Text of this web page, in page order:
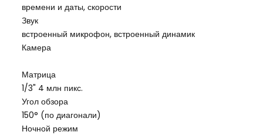
времени и даты, скорости
Звук
встроенный микрофон, встроенный динамик
Камера
Матрица
1/3" 4 млн пикс.
Угол обзора
150° (по диагонали)
Ночной режим